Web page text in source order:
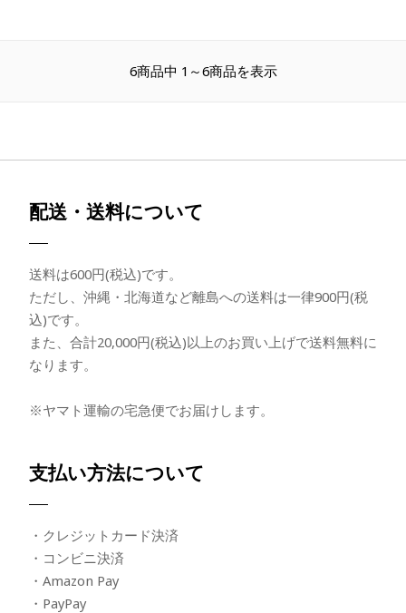
6商品中 1～6商品を表示
配送・送料について
送料は600円(税込)です。
ただし、沖縄・北海道など離島への送料は一律900円(税
込)です。
また、合計20,000円(税込)以上のお買い上げで送料無料に
なります。
※ヤマト運輸の宅急便でお届けします。
支払い方法について
・クレジットカード決済
・コンビニ決済
・Amazon Pay
・PayPay